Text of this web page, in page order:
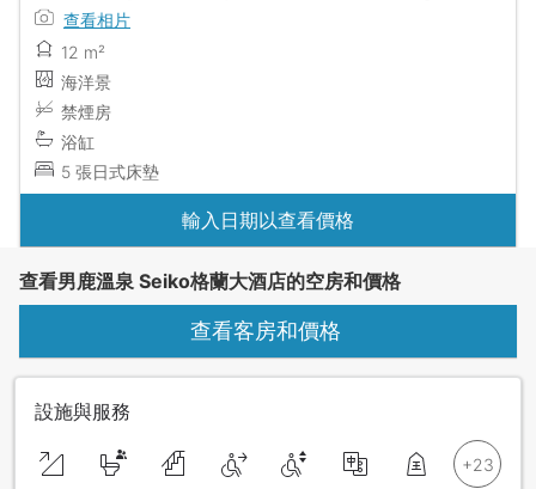
查看相片
12 m²
海洋景
禁煙房
浴缸
5 張日式床墊
輸入日期以查看價格
查看男鹿溫泉 Seiko格蘭大酒店的空房和價格
查看客房和價格
設施與服務